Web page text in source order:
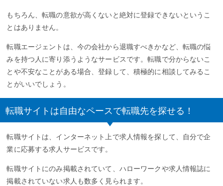
もちろん、転職の意欲が高くないと絶対に登録できないというこ
とはありません。
転職エージェントは、今の会社から退職すべきかなど、転職の悩
みを持つ人に寄り添うようなサービスです。転職で分からないこ
とや不安なことがある場合、登録して、積極的に相談してみるこ
とがいいでしょう。
転職サイトは自由なペースで転職先を探せる！
転職サイトは、インターネット上で求人情報を探して、自分で企
業に応募する求人サービスです。
転職サイトにのみ掲載されていて、ハローワークや求人情報誌に
掲載されていない求人も数多く見られます。